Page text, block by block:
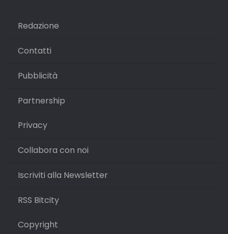
Redazione
Contatti
Pubblicità
Partnership
Privacy
Collabora con noi
Iscriviti alla Newsletter
RSS Bitcity
Copyright